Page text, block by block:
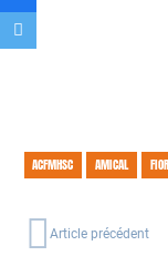
ACFMHSC AMICAL
Article précédent